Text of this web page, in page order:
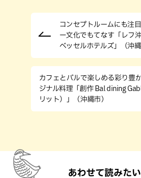
コンセプトルームにも注
ー文化でもてなす「レフ
ベッセルホテルズ」（沖縄
カフェとバルで楽しめる彩り豊
ジナル料理「創作 Bal dining
リット）」（沖縄市）
あわせて読みた